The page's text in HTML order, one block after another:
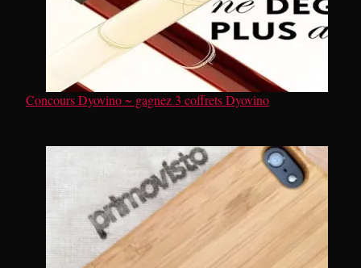
Concours Dyovino ~ gagnez 3 coffrets Dyovino